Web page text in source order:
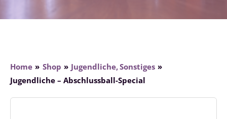
Home Shop Jugendliche Sonstiges
Jugendliche – Abschlussball-Special